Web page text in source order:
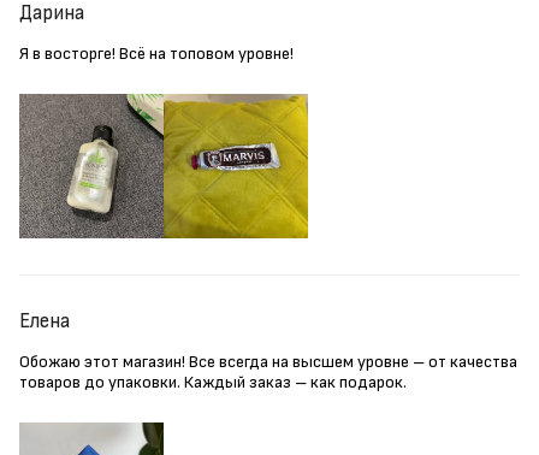
Дарина
Я в восторге! Всё на топовом уровне!
Елена
Обожаю этот магазин! Все всегда на высшем уровне – от качества
товаров до упаковки. Каждый заказ – как подарок.